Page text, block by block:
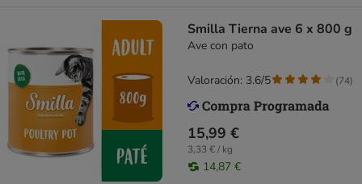
Smilla Tierna ave 6 x 800 g
Ave con pato
15,99 €
3,33 € / kg
14,87 €
Valoración: 3.6/5 (74)